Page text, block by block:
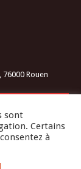
76000 Rouen
sont
Certains
à